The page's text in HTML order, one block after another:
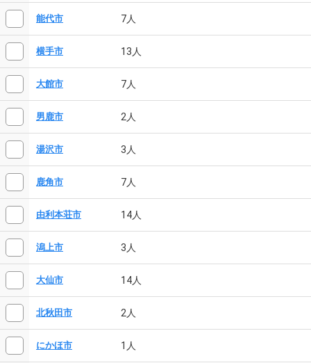
能代市 7人
横手市 13人
大館市 7人
男鹿市 2人
湯沢市 3人
鹿角市 7人
由利本荘市 14人
潟上市 3人
大仙市 14人
北秋田市 2人
にかほ市 1人